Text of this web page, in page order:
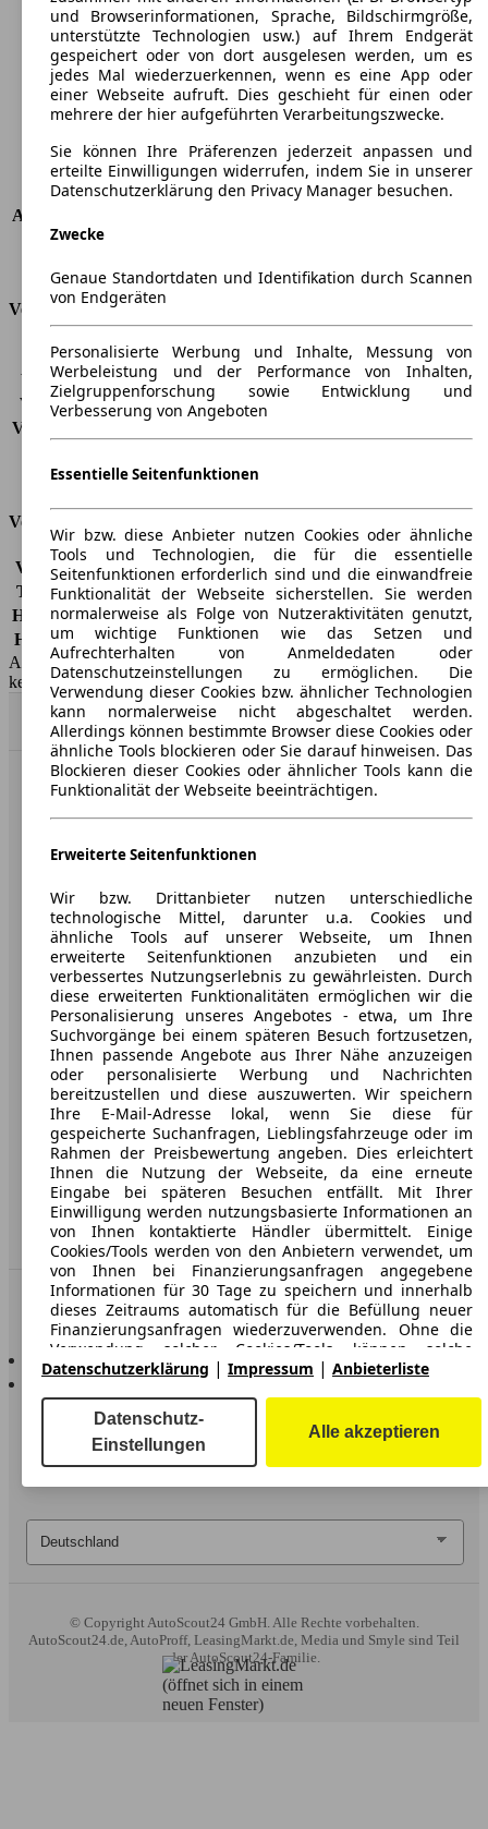
Höhe
1844 mm
Breite
1848 mm
Radstand
-
Maximalgewicht
-
Max. Zuladung
-
Türen
5
Sitze
5
Dachlast
-
Anhängelast (ungebremst)
Anhängelast (gebremst)
Verbrauch
CO2 Emissionen*
-
Verbrauch (Stadt)
Verbrauch (Land)
-
Verbrauch (komb.)*
Tankinhalt
-
Versicherungsklassen
Vollkasko -
Teilkasko -
Haftpflicht -
HSN/TSN
1889/AFJ
AutoScout24 GmbH übernimmt für die Richtigkeit der Angaben
keine Gewähr.
Nach Oben
AutoScout24: Europaweit der größte Online-Automarkt.
Unternehmen
Über AutoScout24
Presse
Karriere
Werbung
AGB
Datenschutz
Impressum
Erklärung zur Barrierefreiheit
Service
Händler
In Verbindung bleiben
AutoScout24 für iOS
AutoScout24 für Android
© Copyright AutoScout24 GmbH. Alle Rechte vorbehalten.
AutoScout24.de, AutoProff, LeasingMarkt.de, Media und Smyle sind Teil
der AutoScout24-Familie.
und Browserinformationen, Sprache, Bildschirmgröße,
unterstützte Technologien usw.) auf Ihrem Endgerät
gespeichert oder von dort ausgelesen werden, um es
jedes Mal wiederzuerkennen, wenn es eine App oder
einer Webseite aufruft. Dies geschieht für einen oder
mehrere der hier aufgeführten Verarbeitungszwecke.
Sie können Ihre Präferenzen jederzeit anpassen und
erteilte Einwilligungen widerrufen, indem Sie in unserer
Datenschutzerklärung den Privacy Manager besuchen.
Zwecke
Genaue Standortdaten und Identifikation durch Scannen
von Endgeräten
Personalisierte Werbung und Inhalte, Messung von
Werbeleistung und der Performance von Inhalten,
Zielgruppenforschung sowie Entwicklung und
Verbesserung von Angeboten
Essentielle Seitenfunktionen
Wir bzw. diese Anbieter nutzen Cookies oder ähnliche
Tools und Technologien, die für die essentielle
Seitenfunktionen erforderlich sind und die einwandfreie
Funktionalität der Webseite sicherstellen. Sie werden
normalerweise als Folge von Nutzeraktivitäten genutzt,
um wichtige Funktionen wie das Setzen und
Aufrechterhalten von Anmeldedaten oder
Datenschutzeinstellungen zu ermöglichen. Die
Verwendung dieser Cookies bzw. ähnlicher Technologien
kann normalerweise nicht abgeschaltet werden.
Allerdings können bestimmte Browser diese Cookies oder
ähnliche Tools blockieren oder Sie darauf hinweisen. Das
Blockieren dieser Cookies oder ähnlicher Tools kann die
Funktionalität der Webseite beeinträchtigen.
Erweiterte Seitenfunktionen
Wir bzw. Drittanbieter nutzen unterschiedliche
technologische Mittel, darunter u.a. Cookies und
ähnliche Tools auf unserer Webseite, um Ihnen
erweiterte Seitenfunktionen anzubieten und ein
verbessertes Nutzungserlebnis zu gewährleisten. Durch
diese erweiterten Funktionalitäten ermöglichen wir die
Personalisierung unseres Angebotes - etwa, um Ihre
Suchvorgänge bei einem späteren Besuch fortzusetzen,
Ihnen passende Angebote aus Ihrer Nähe anzuzeigen
oder personalisierte Werbung und Nachrichten
bereitzustellen und diese auszuwerten. Wir speichern
Ihre E-Mail-Adresse lokal, wenn Sie diese für
gespeicherte Suchanfragen, Lieblingsfahrzeuge oder im
Rahmen der Preisbewertung angeben. Dies erleichtert
Ihnen die Nutzung der Webseite, da eine erneute
Eingabe bei späteren Besuchen entfällt. Mit Ihrer
Einwilligung werden nutzungsbasierte Informationen an
von Ihnen kontaktierte Händler übermittelt. Einige
Cookies/Tools werden von den Anbietern verwendet, um
von Ihnen bei Finanzierungsanfragen angegebene
Informationen für 30 Tage zu speichern und innerhalb
dieses Zeitraums automatisch für die Befüllung neuer
Finanzierungsanfragen wiederzuverwenden. Ohne die
Verwendung solcher Cookies/Tools können solche
erweiterten Funktionen ganz oder teilweise nicht genutzt
Wir arbeiten mit 263 Anbietern zusammen.
Datenschutzerklärung | Impressum | Anbieterliste
Datenschutz-
Einstellungen
Alle akzeptieren